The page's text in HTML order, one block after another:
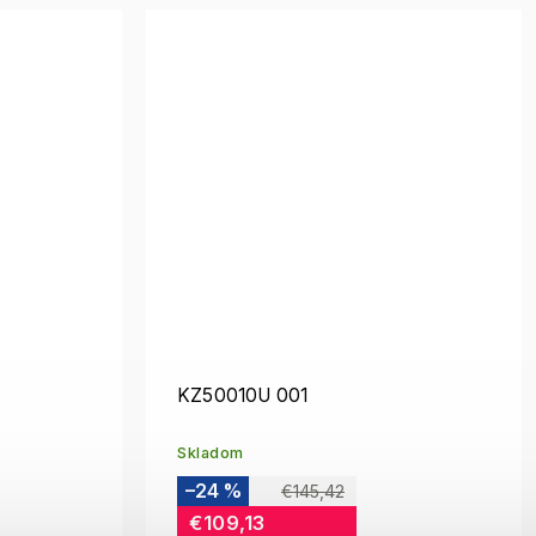
KZ50010U 001
Skladom
€145,42
–24 %
€109,13